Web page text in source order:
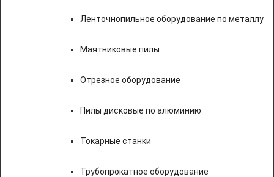
Ленточнопильное оборудование по металлу
Маятниковые пилы
Отрезное оборудование
Пилы дисковые по алюминию
Токарные станки
Трубопрокатное оборудование